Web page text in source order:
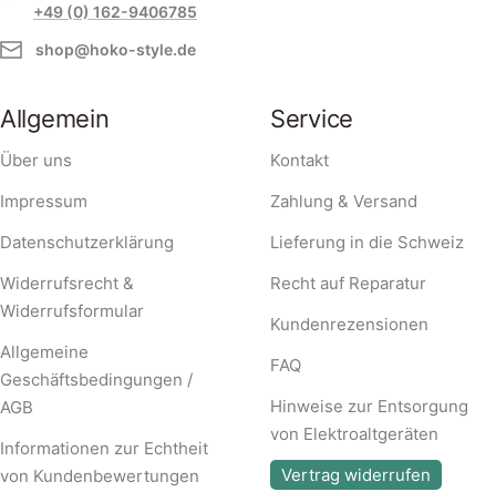
+49 (0) 162-9406785
shop@hoko-style.de
Allgemein
Über uns
Impressum
Datenschutzerklärung
Widerrufsrecht &
Widerrufsformular
Allgemeine
Geschäftsbedingungen /
AGB
Informationen zur Echtheit
von Kundenbewertungen
Service
Kontakt
Zahlung & Versand
Lieferung in die Schweiz
Recht auf Reparatur
Kundenrezensionen
FAQ
Hinweise zur Entsorgung
von Elektroaltgeräten
Vertrag widerrufen